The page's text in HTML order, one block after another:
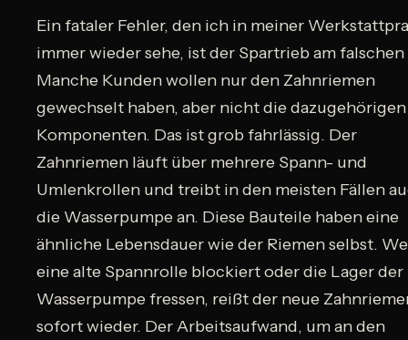
Ein fataler Fehler, den ich in meiner
immer wieder sehe, ist der Spartrieb am falschen
Manche Kunden wollen nur den Zahnriemen
gewechselt haben, aber nicht die dazugehörigen
Komponenten. Das ist grob fahrlässig. Der
Zahnriemen läuft über mehrere Spann- und
Umlenkrollen und treibt in den meisten Fällen
die Wasserpumpe an. Diese Bauteile haben eine
ähnliche Lebensdauer wie der Riemen selbst.
eine alte Spannrolle blockiert oder die Lager der
Wasserpumpe fressen, reißt der neue
sofort wieder. Der Arbeitsaufwand, um an den